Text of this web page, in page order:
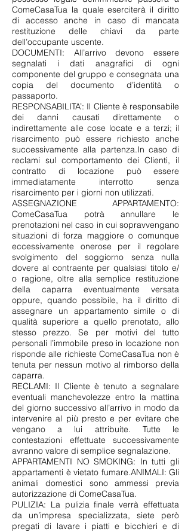
ComeCasaTua la quale eserciterà il diritto
di accesso anche in caso di mancata
restituzione delle chiavi da parte
dell’occupante uscente.
DOCUMENTI: All’arrivo devono essere
segnalati i dati anagrafici di ogni
componente del gruppo e consegnata una
copia del documento d’identità o
passaporto.
RESPONSABILITA’: Il Cliente è responsabile
dei danni causati direttamente o
indirettamente alle cose locate e a terzi; il
risarcimento può essere richiesto anche
successivamente alla partenza.In caso di
reclami sul comportamento dei Clienti, il
contratto di locazione può essere
immediatamente interrotto senza
risarcimento per i giorni non utilizzati.
ASSEGNAZIONE APPARTAMENTO:
ComeCasaTua potrà annullare le
prenotazioni nel caso in cui sopravvengano
situazioni di forza maggiore o comunque
eccessivamente onerose per il regolare
svolgimento del soggiorno senza nulla
dovere al contraente per qualsiasi titolo e/
o ragione, oltre alla semplice restituzione
della caparra eventualmente versata
oppure, quando possibile, ha il diritto di
assegnare un appartamento simile o di
qualità superiore a quello prenotato, allo
stesso prezzo. Se per motivi del tutto
personali l’immobile preso in locazione non
risponde alle richieste ComeCasaTua non è
tenuta per nessun motivo al rimborso della
caparra.
RECLAMI: Il Cliente è tenuto a segnalare
eventuali manchevolezze entro la mattina
del giorno successivo all’arrivo in modo da
intervenire al più presto e per evitare che
vengano a lui attribuite. Tutte le
contestazioni effettuate successivamente
avranno valore di semplice segnalazione.
APPARTAMENTI NO SMOKING: In tutti gli
appartamenti è vietato fumare.ANIMALI: Gli
animali domestici sono ammessi previa
autorizzazione di ComeCasaTua.
PULIZIA: La pulizia finale verrà effettuata
da un’impresa specializzata, siete però
pregati di lavare i piatti e bicchieri e di